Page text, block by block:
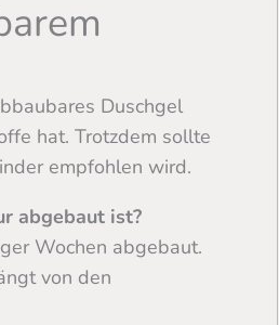
Duschgel
hat. Trotzdem sollte
empfohlen wird.
abgebaut ist?
Wochen abgebaut.
von den